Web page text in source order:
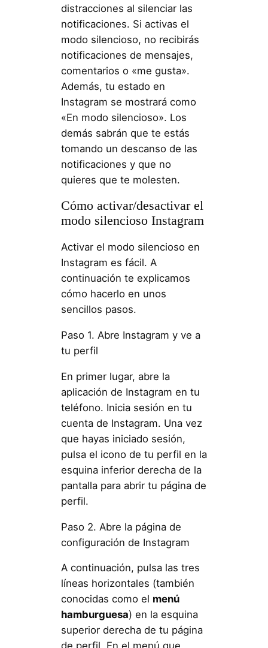
distracciones al silenciar las
notificaciones. Si activas el
modo silencioso, no recibirás
notificaciones de mensajes,
comentarios o «me gusta».
Además, tu estado en
Instagram se mostrará como
«En modo silencioso». Los
demás sabrán que te estás
tomando un descanso de las
notificaciones y que no
quieres que te molesten.
Cómo activar/desactivar el
modo silencioso Instagram
Activar el modo silencioso en
Instagram es fácil. A
continuación te explicamos
cómo hacerlo en unos
sencillos pasos.
Paso 1. Abre Instagram y ve a
tu perfil
En primer lugar, abre la
aplicación de Instagram en tu
teléfono. Inicia sesión en tu
cuenta de Instagram. Una vez
que hayas iniciado sesión,
pulsa el icono de tu perfil en la
esquina inferior derecha de la
pantalla para abrir tu página de
perfil.
Paso 2. Abre la página de
configuración de Instagram
A continuación, pulsa las tres
líneas horizontales (también
conocidas como el menú
hamburguesa) en la esquina
superior derecha de tu página